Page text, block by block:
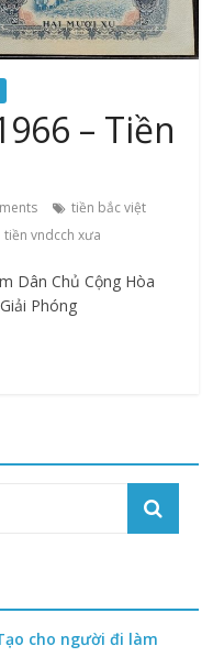
– Tiền
tiền bắc việt
tiền vndcch xưa
Dân Chủ Cộng Hòa
Phóng
cho người đi làm